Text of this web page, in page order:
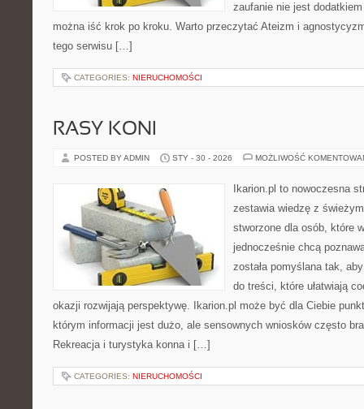
zaufanie nie jest
można iść krok po kroku. Warto przeczytać Ateizm i
tego serwisu […]
CATEGORIES: NIERUCHOMOŚCI
RASY KONI
POSTED BY ADMIN STY - 30 - 2026 MOŻLIWOŚĆ
Ikarion.pl to nowoczesna
zestawia wiedzę z
stworzone dla osób, które
jednocześnie chcą
została pomyślana tak,
do treści, które ułatwiają
okazji rozwijają perspektywę. Ikarion.pl może być dla Ciebie
którym informacji jest dużo, ale sensownych wniosków często
Rekreacja i turystyka konna i […]
CATEGORIES: NIERUCHOMOŚCI